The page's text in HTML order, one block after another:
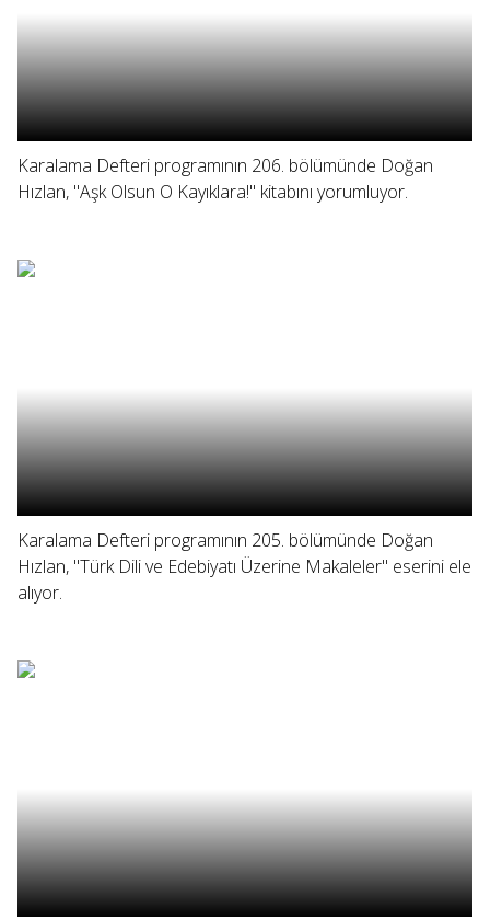
Karalama Defteri programının 206. bölümünde Doğan
Hızlan, "Aşk Olsun O Kayıklara!" kitabını yorumluyor.
Karalama Defteri programının 205. bölümünde Doğan
Hızlan, "Türk Dili ve Edebiyatı Üzerine Makaleler" eserini ele
alıyor.